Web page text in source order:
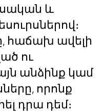
և
հաճախ ավելի
ու
անձինք կամ
որոնք
դրա դեմ։